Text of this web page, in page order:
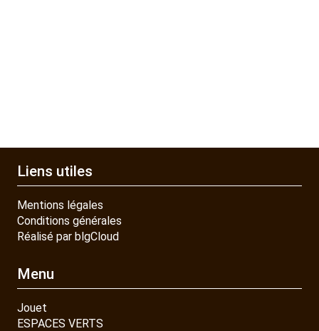
Liens utiles
Mentions légales
Conditions générales
Réalisé par blgCloud
Menu
Jouet
ESPACES VERTS